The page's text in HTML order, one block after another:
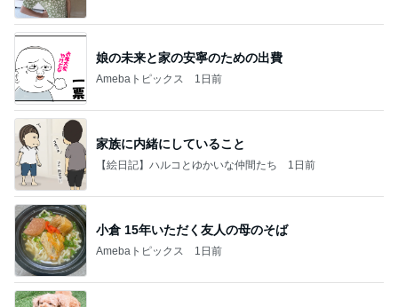
娘の未来と家の安寧のための出費
Amebaトピックス 1日前
家族に内緒にしていること
【絵日記】ハルコとゆかいな仲間たち 1日前
小倉 15年いただく友人の母のそば
Amebaトピックス 1日前